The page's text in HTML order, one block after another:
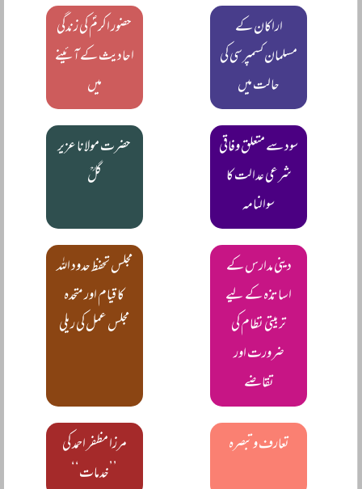
اراکان کے
مسلمان کسمپرسی کی
حالت میں
حضور اکرمؐ کی زندگی
احادیث کے آئینے
میں
سود سے متعلق وفاقی
شرعی عدالت کا
سوالنامہ
حضرت مولانا عزیر
گلؒ
دینی مدارس کے
اساتذہ کے لیے
تربیتی نظام کی
ضرورت اور
تقاضے
مجلس تحفظ حدود اللہ
کا قیام اور متحدہ
مجلس عمل کی ریلی
تعارف و تبصرہ
مرزا مظفر احمد کی
’’خدمات‘‘